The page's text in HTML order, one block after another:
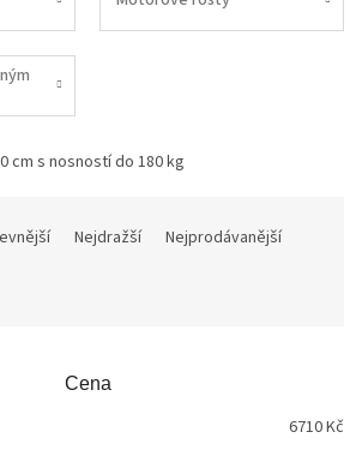
cm s nosností do 180 kg
Nejdražší
Nejprodávanější
Cena
6710Kč